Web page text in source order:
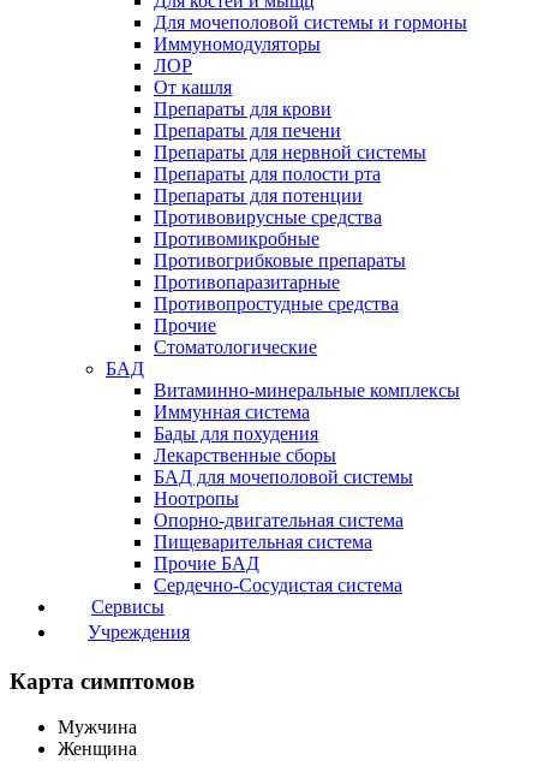
Для мочеполовой системы и гормоны
Иммуномодуляторы
ЛОР
От кашля
Препараты для крови
Препараты для печени
Препараты для нервной системы
Препараты для полости рта
Препараты для потенции
Противовирусные средства
Противомикробные
Противогрибковые препараты
Противопаразитарные
Противопростудные средства
Прочие
Стоматологические
БАД
Витаминно-минеральные комплексы
Иммунная система
Бады для похудения
Лекарственные сборы
БАД для мочеполовой системы
Ноотропы
Опорно-двигательная система
Пищеварительная система
Прочие БАД
Сердечно-Сосудистая система
Сервисы
Учреждения
Карта симптомов
Мужчина
Женщина